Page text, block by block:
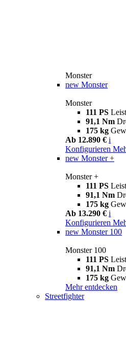
Monster
new Monster
Monster
111 PS
91,1 Nm
175 kg
Ab 12.890 € i
Konfigurieren
new Monster +
Monster +
111 PS
91,1 Nm
175 kg
Ab 13.290 € i
Konfigurieren
new Monster 100
Monster 100
111 PS
91,1 Nm
175 kg
Mehr entdecken
Streetfighter